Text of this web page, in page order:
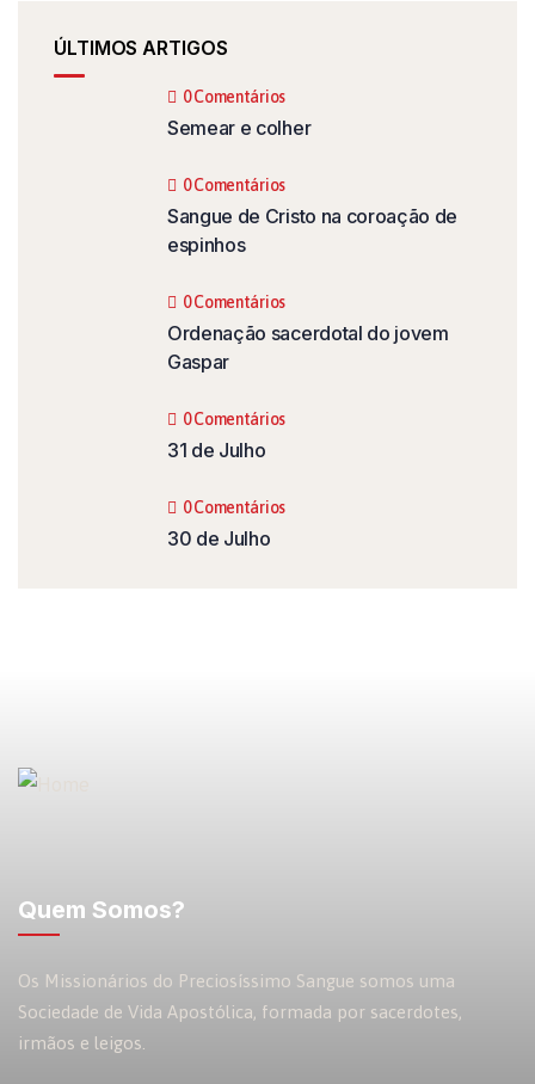
ÚLTIMOS ARTIGOS
0 Comentários
Semear e colher
0 Comentários
Sangue de Cristo na coroação de
espinhos
0 Comentários
Ordenação sacerdotal do jovem
Gaspar
0 Comentários
31 de Julho
0 Comentários
30 de Julho
Quem Somos?
Os Missionários do Preciosíssimo Sangue somos uma
Sociedade de Vida Apostólica, formada por sacerdotes,
irmãos e leigos.